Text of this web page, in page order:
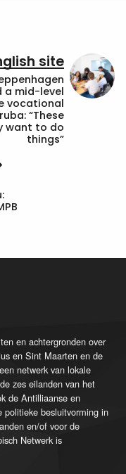
site
a mid-level
vocational
“These
want to do
things”
en achtergronden over
en Sint Maarten en de
netwerk van lokale
zes eilanden van het
de Antilliaanse en
politieke besluitvorming in
en/of voor de
Netwerk is